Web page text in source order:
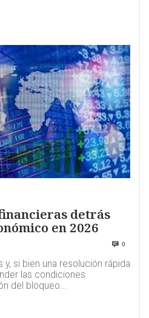
detrás
en 2026
0
si bien una resolución rápida
las condiciones
del bloqueo...